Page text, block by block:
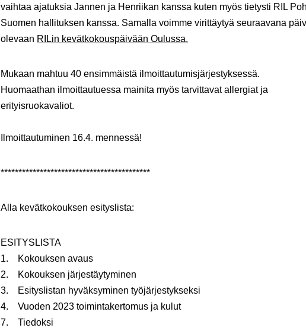
vaihtaa ajatuksia Jannen ja Henriikan kanssa kuten myös tietysti RIL
Suomen hallituksen kanssa. Samalla voimme virittäytyä seuraavana
olevaan RILin kevätkokouspäivään Oulussa.
Mukaan mahtuu 40 ensimmäistä ilmoittautumisjärjestyksessä.
Huomaathan ilmoittautuessa mainita myös tarvittavat allergiat ja
erityisruokavaliot.
Ilmoittautuminen 16.4. mennessä!
******************************************
Alla kevätkokouksen esityslista:
ESITYSLISTA
1. Kokouksen avaus
2. Kokouksen järjestäytyminen
3. Esityslistan hyväksyminen työjärjestykseksi
4. Vuoden 2023 toimintakertomus ja kulut
7. Tiedoksi